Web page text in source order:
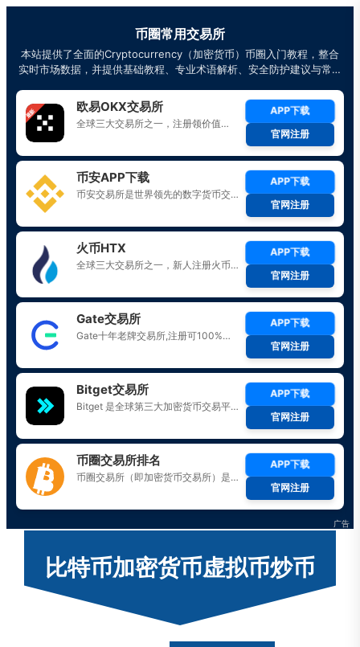
比特币加密货币虚拟币炒币